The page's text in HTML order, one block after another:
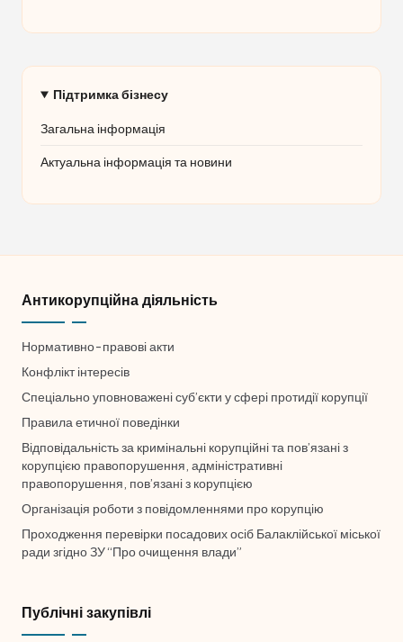
Підтримка бізнесу
Загальна інформація
Актуальна інформація та новини
Антикорупційна діяльність
Нормативно-правові акти
Конфлікт інтересів
Спеціально уповноважені суб’єкти у сфері протидії корупції
Правила етичної поведінки
Відповідальність за кримінальні корупційні та пов’язані з
корупцією правопорушення, адміністративні
правопорушення, пов’язані з корупцією
Організація роботи з повідомленнями про корупцію
Проходження перевірки посадових осіб Балаклійської міської
ради згідно ЗУ “Про очищення влади”
Публічні закупівлі